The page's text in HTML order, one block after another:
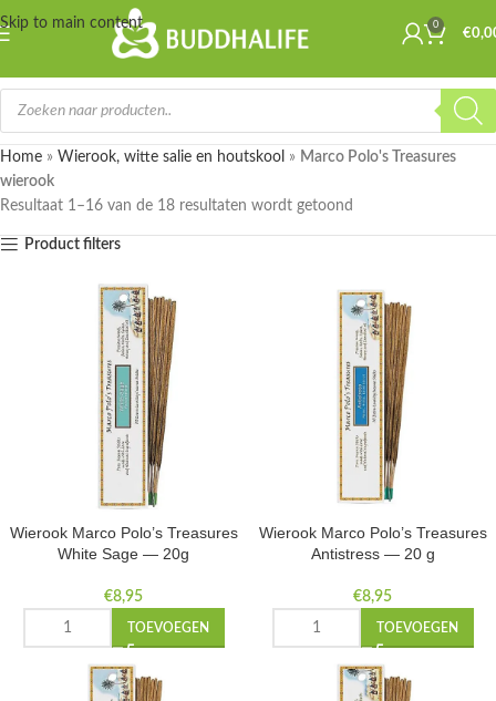
Skip to main content 0
€
Home » Wierook, witte salie en houtskool » Marco Polo's Treasures
wierook
Resultaat 1–16 van de 18 resultaten wordt getoond
Product filters
Wierook Marco Polo’s Treasures
White Sage — 20g
€8,95
TOEVOEGEN
Wierook Marco Polo’s Treasures
Antistress — 20 g
€8,95
TOEVOEGEN